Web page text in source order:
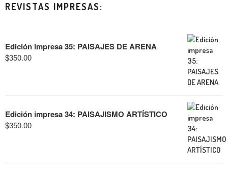
REVISTAS IMPRESAS:
Edición impresa 35: PAISAJES DE ARENA
$350.00
Edición impresa 34: PAISAJISMO ARTÍSTICO
$350.00